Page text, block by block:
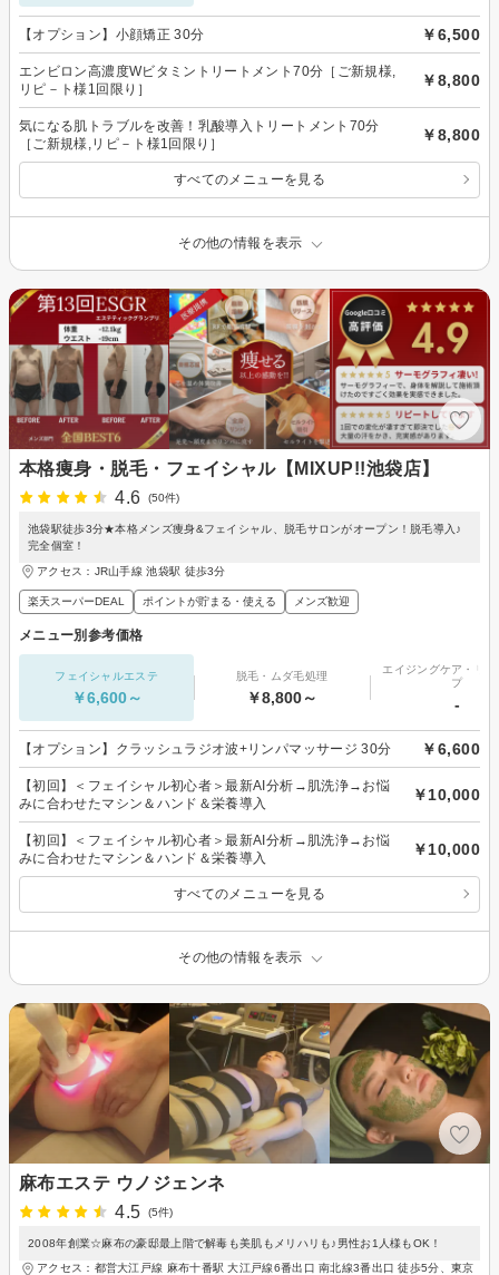
【オプション】小顔矯正 30分 ￥6,500
エンビロン高濃度Wビタミントリートメント70分［ご新規様,
リピ－ト様1回限り］
￥8,800
気になる肌トラブルを改善！乳酸導入トリートメント70分
［ご新規様,リピ－ト様1回限り］
￥8,800
すべてのメニューを見る
その他の情報を表示
本格痩身・脱毛・フェイシャル【MIXUP!!池袋店】
4.6
(50件)
池袋駅徒歩3分★本格メンズ痩身&フェイシャル、脱毛サロンがオープン！脱毛導入♪
完全個室！
アクセス：JR山手線 池袋駅 徒歩3分
楽天スーパーDEAL ポイントが貯まる・使える メンズ歓迎
メニュー別参考価格
フェイシャルエステ
￥6,600～
脱毛・ムダ毛処理
￥8,800～
エイジングケア・リ
プ
-
【オプション】クラッシュラジオ波+リンパマッサージ 30分 ￥6,600
【初回】＜フェイシャル初心者＞最新AI分析→肌洗浄→お悩
みに合わせたマシン＆ハンド＆栄養導入
￥10,000
【初回】＜フェイシャル初心者＞最新AI分析→肌洗浄→お悩
みに合わせたマシン＆ハンド＆栄養導入
￥10,000
すべてのメニューを見る
その他の情報を表示
麻布エステ ウノジェンネ
4.5
(5件)
2008年創業☆麻布の豪邸最上階で解毒も美肌もメリハリも♪男性お1人様もOK！
アクセス：都営大江戸線 麻布十番駅 大江戸線6番出口 南北線3番出口 徒歩5分、東京